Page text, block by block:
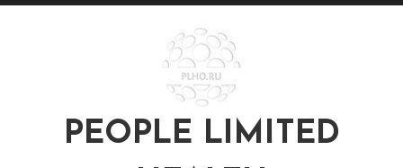
Перейти
PEOPLE LIMITED